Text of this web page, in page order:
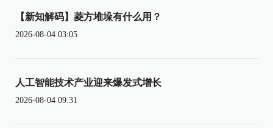
【新知解码】菱方堆垛有什么用？
2026-08-04 03:05
人工智能技术产业迎来爆发式增长
2026-08-04 09:31